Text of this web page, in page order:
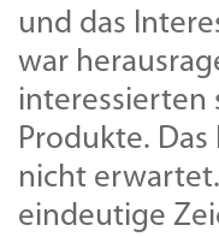
und das
war
interessierten
Produkte.
nicht erwartet.
eindeutige